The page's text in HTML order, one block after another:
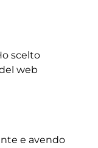
scelto
web
e avendo